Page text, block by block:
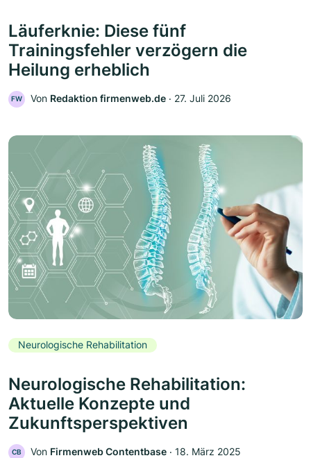
Läuferknie: Diese fünf
Trainingsfehler verzögern die
Heilung erheblich
FW Von Redaktion firmenweb.de ‧ 27. Juli 2026
Neurologische Rehabilitation
Neurologische Rehabilitation:
Aktuelle Konzepte und
Zukunftsperspektiven
CB Von Firmenweb Contentbase ‧ 18. März 2025